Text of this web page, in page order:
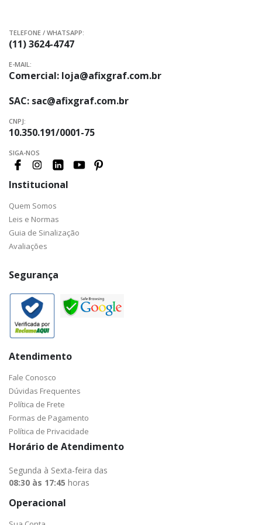
TELEFONE / WHATSAPP:
(11) 3624-4747
E-MAIL:
Comercial: loja@afixgraf.com.br
SAC: sac@afixgraf.com.br
CNPJ:
10.350.191/0001-75
SIGA-NOS
Institucional
Quem Somos
Leis e Normas
Guia de Sinalização
Avaliações
Segurança
Atendimento
Fale Conosco
Dúvidas Frequentes
Política de Frete
Formas de Pagamento
Política de Privacidade
Horário de Atendimento
Segunda à Sexta-feira das
08:30 às 17:45 horas
Operacional